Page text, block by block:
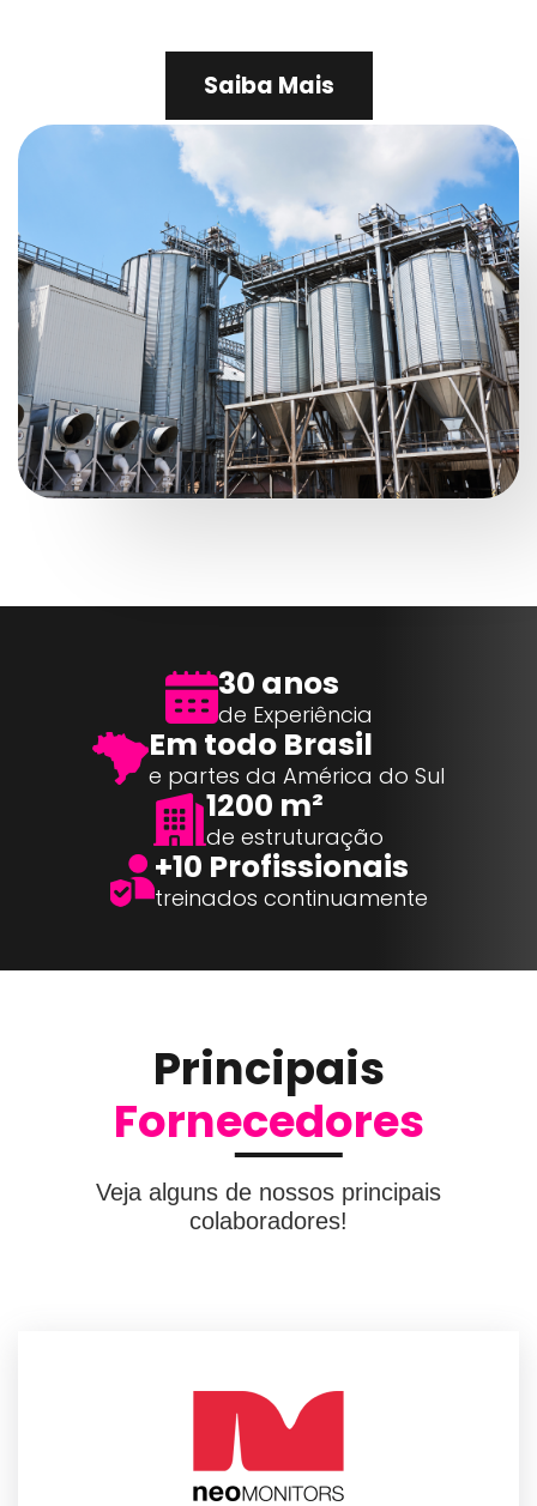
Saiba Mais
30 anos
de Experiência
Em todo Brasil
e partes da América do Sul
1200 m²
de estruturação
+10 Profissionais
treinados continuamente
Principais
Fornecedores
Veja alguns de nossos principais
colaboradores!